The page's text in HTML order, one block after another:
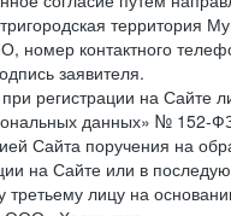
территория
контактного
заявителя.
регистрации на
данных» № 152-
Сайта поручения на
на Сайте или в
лицу на